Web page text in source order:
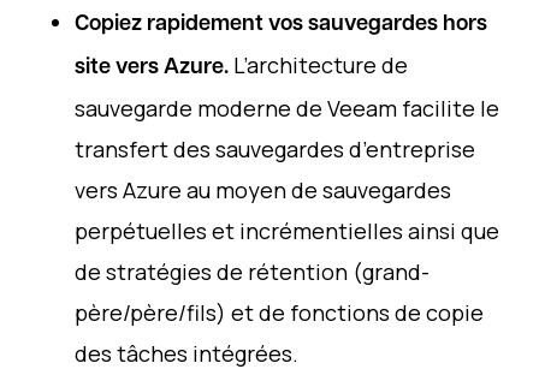
Copiez rapidement vos sauvegardes hors
site vers Azure. L’architecture de
sauvegarde moderne de Veeam facilite le
transfert des sauvegardes d’entreprise
vers Azure au moyen de sauvegardes
perpétuelles et incrémentielles ainsi que
de stratégies de rétention (grand-
père/père/fils) et de fonctions de copie
des tâches intégrées.